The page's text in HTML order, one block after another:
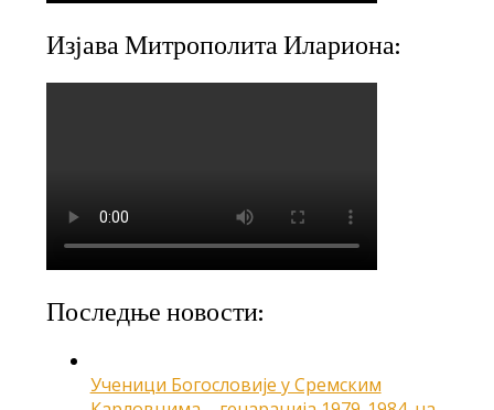
Изјава Митрополита Илариона:
Последње новости:
Ученици Богословије у Сремским